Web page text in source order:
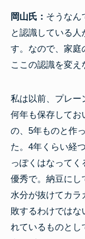
岡山氏： そうなん
と認識している
す。なので、家庭
ここの認識を変え
私は以前、プレー
何年も保存してお
の、5年ものと作
た。4年くらい経
っぽくはなってく
優秀で。納豆にし
水分が抜けてカ
敗するわけではな
れているものとし